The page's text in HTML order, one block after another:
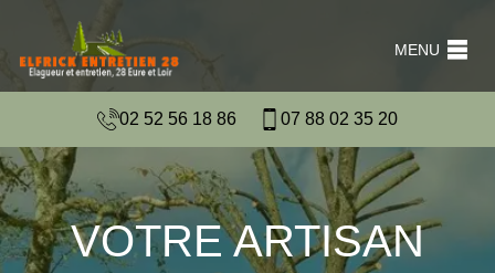
MENU
02 52 56 18 86 07 88 02 35 20
VOTRE ARTISAN